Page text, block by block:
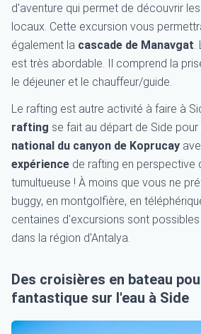
d'aventure qui permet de découvrir
locaux. Cette excursion vous
également la cascade de Manavgat
est très abordable. Il comprend la
le déjeuner et le chauffeur/guide.
Le rafting est autre activité à faire à
rafting se fait au départ de Side pour
national du canyon de Koprucay
expérience de rafting en perspective
tumultueuse ! À moins que vous ne
buggy, en montgolfière, en
centaines d'excursions sont
dans la région d'Antalya.
Des croisières en bateau
fantastique sur l'eau à Side